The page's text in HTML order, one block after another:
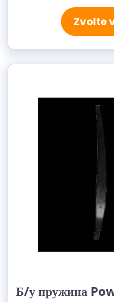
Zvolte
Б/у пружина